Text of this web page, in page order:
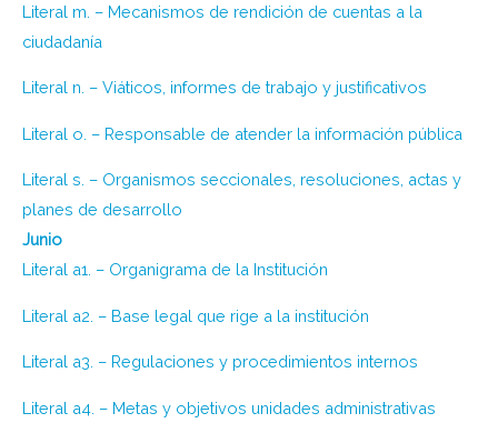
Literal m. – Mecanismos de rendición de cuentas a la
ciudadanía
Literal n. – Viáticos, informes de trabajo y justificativos
Literal o. – Responsable de atender la información pública
Literal s. – Organismos seccionales, resoluciones, actas y
planes de desarrollo
Junio
Literal a1. – Organigrama de la Institución
Literal a2. – Base legal que rige a la institución
Literal a3. – Regulaciones y procedimientos internos
Literal a4. – Metas y objetivos unidades administrativas